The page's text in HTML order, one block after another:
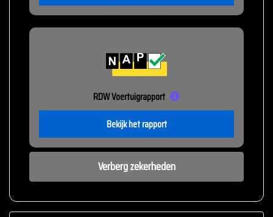
RDW Voertuigrapport
Bekijk het rapport
Verberg zekerheden